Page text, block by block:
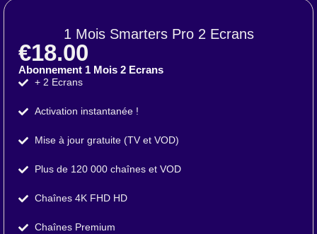
1 Mois Smarters Pro 2 Ecrans
€18.00
Abonnement 1 Mois 2 Ecrans
+ 2 Ecrans
Activation instantanée !
Mise à jour gratuite (TV et VOD)
Plus de 120 000 chaînes et VOD
Chaînes 4K FHD HD
Chaînes Premium